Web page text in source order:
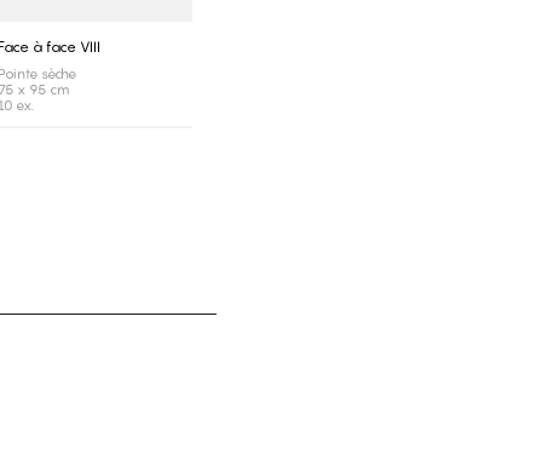
à face VIII
Pointe sèche
75 x 95 cm
10 ex.